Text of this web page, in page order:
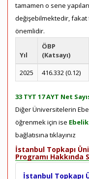
tamamen o sene
değişebilmektedir, fakat
önemlidir.
Yıl
ÖBP
(Katsayı)
2025
416.332 (0.12)
33 TYT 17 AYT Net
Diğer Üniversitelerin
öğrenmek için ise
bağlatısına tıklayınız
İstanbul Topkapı
Programı Hakkında
İstanbul Topkapı